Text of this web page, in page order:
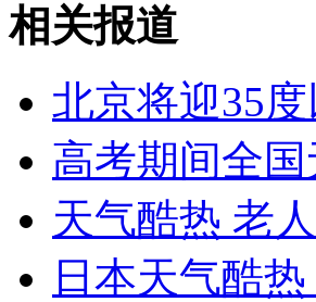
女孩北京地铁殴打老人 痛下狠手
无痛分娩是否安全 医生回应
相关报道
北京将迎35
高考期间全
天气酷热 老
日本天气酷